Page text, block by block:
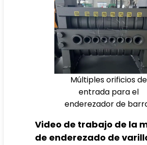
Múltiples orificios de
entrada para el
enderezador de
Video de trabajo de la
de enderezado de